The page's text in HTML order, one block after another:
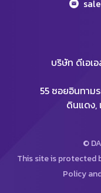
บริษัท ดีเอเ
55 ซอยอินทาม
ดินแดง,
©
This site is protected
Policy